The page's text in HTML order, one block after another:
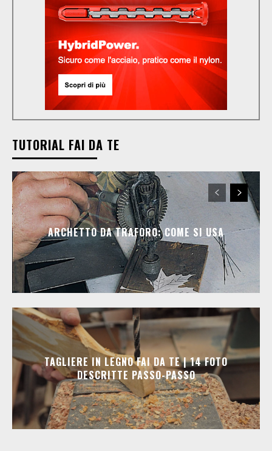
TUTORIAL FAI DA TE
ARCHETTO DA TRAFORO: COME SI USA
TAGLIERE IN LEGNO FAI DA TE | 14 FOTO
DESCRITTE PASSO-PASSO